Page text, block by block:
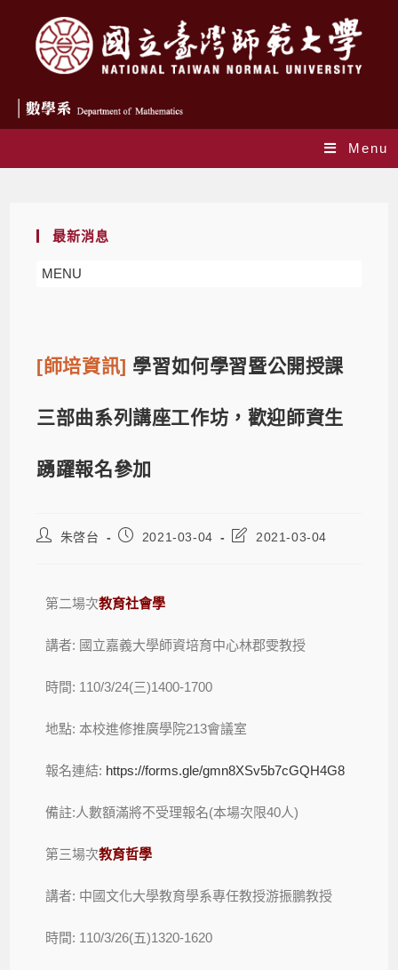
Menu
最新消息
MENU
[師培資訊] 學習如何學習暨公開授課
三部曲系列講座工作坊，歡迎師資生
踴躍報名參加
朱啓台 2021-03-04 2021-03-04
第二場次教育社會學
講者: 國立嘉義大學師資培育中心林郡雯教授
時間: 110/3/24(三)1400-1700
地點: 本校進修推廣學院213會議室
報名連結: https://forms.gle/gmn8XSv5b7cGQH4G8
備註:人數額滿將不受理報名(本場次限40人)
第三場次教育哲學
講者: 中國文化大學教育學系專任教授游振鵬教授
時間: 110/3/26(五)1320-1620